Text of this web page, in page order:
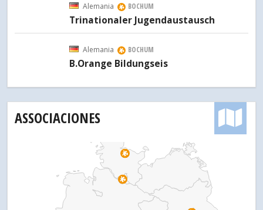
Alemania BOCHUM
Trinationaler Jugendaustausch
Alemania BOCHUM
B.Orange Bildungseis
ASSOCIACIONES